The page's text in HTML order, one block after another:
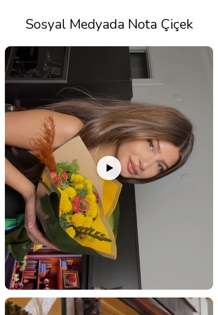
Sosyal Medyada Nota Çiçek